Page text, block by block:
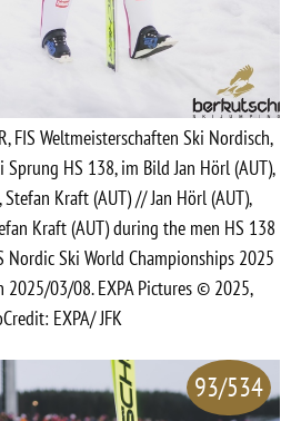
FIS Weltmeisterschaften Ski Nordisch,
HS 138, im Bild Jan Hörl (AUT),
Kraft (AUT) // Jan Hörl (AUT),
Kraft (AUT) during the men HS 138
Nordic Ski World Championships 2025
2025/03/08. EXPA Pictures © 2025,
EXPA/ JFK
93/534